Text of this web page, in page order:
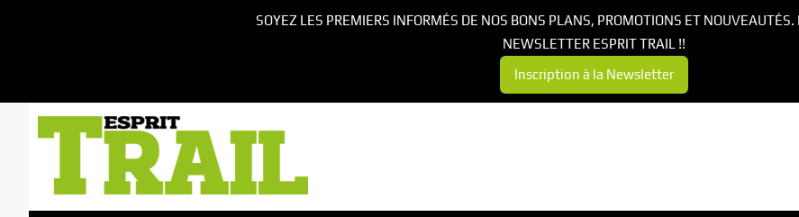
SOYEZ LES PREMIERS INFORMÉS DE NOS BONS PLANS, PROMOTIONS ET
NEWSLETTER ESPRIT TRAIL !!
Inscription à la Newsletter